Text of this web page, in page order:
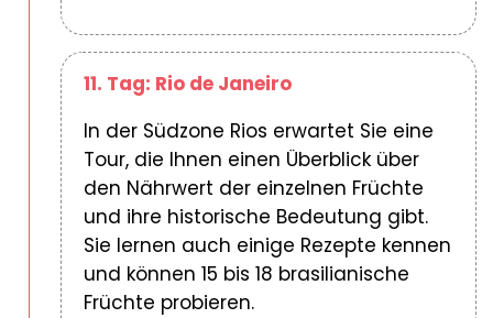
11. Tag: Rio de Janeiro
In der Südzone Rios erwartet Sie eine
Tour, die Ihnen einen Überblick über
den Nährwert der einzelnen Früchte
und ihre historische Bedeutung gibt.
Sie lernen auch einige Rezepte kennen
und können 15 bis 18 brasilianische
Früchte probieren.